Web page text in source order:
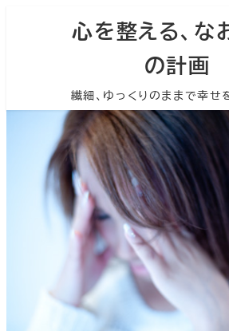
心を整える、な
の計画
繊細、ゆっくりのままで幸せ